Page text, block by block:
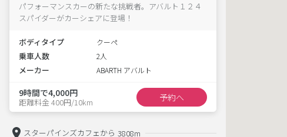
パフォーマンスカーの新たな挑戦者。アバルト１２４
スパイダーがカーシェアに登場！
ボディタイプ クーペ
乗車人数 2人
メーカー ABARTH アバルト
9時間で4,000円
距離料金 400円/10km 予約へ
スターパインズカフェから 3808m